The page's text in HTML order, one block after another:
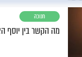
חנוכה
מה הקשר בין יוסף